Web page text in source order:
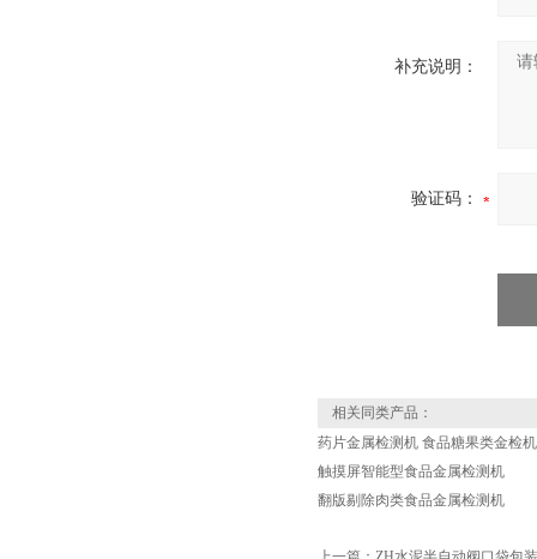
补充说明：
验证码：
相关同类产品：
药片金属检测机 食品糖果类金检机
触摸屏智能型食品金属检测机
翻版剔除肉类食品金属检测机